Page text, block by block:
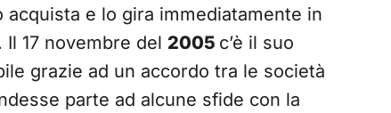
acquista e lo gira immediatamente in
17 novembre del 2005 c’è il suo
grazie ad un accordo tra le società
parte ad alcune sfide con la